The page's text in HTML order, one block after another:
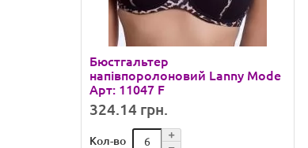
Бюстгальтер
напівпоролоновий Lanny Mode
Арт: 11047 F
324.14 грн.
Кол-во